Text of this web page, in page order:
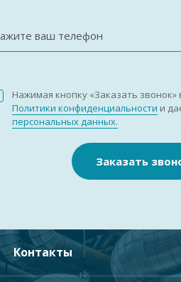
ваш телефон
Нажимая кнопку «Заказать
Политики конфиденциальности и
персональных данных.
Заказать
Контакты